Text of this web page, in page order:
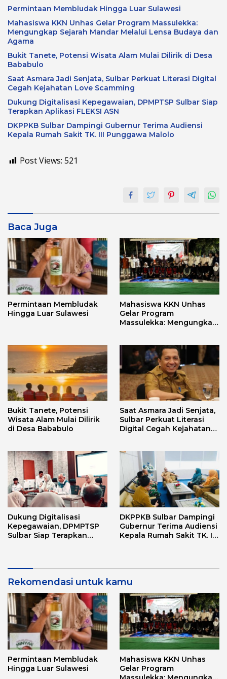
Permintaan Membludak Hingga Luar Sulawesi
Mahasiswa KKN Unhas Gelar Program Massulekka:
Mengungkap Sejarah Mandar Melalui Lensa Budaya dan
Agama
Bukit Tanete, Potensi Wisata Alam Mulai Dilirik di Desa
Bababulo
Saat Asmara Jadi Senjata, Sulbar Perkuat Literasi Digital
Cegah Kejahatan Love Scamming
Dukung Digitalisasi Kepegawaian, DPMPTSP Sulbar Siap
Terapkan Aplikasi FLEKSI ASN
DKPPKB Sulbar Dampingi Gubernur Terima Audiensi
Kepala Rumah Sakit TK. III Punggawa Malolo
Post Views: 521
Baca Juga
Permintaan Membludak
Hingga Luar Sulawesi
Mahasiswa KKN Unhas
Gelar Program
Massulekka: Mengungkap
Bukit Tanete, Potensi
Wisata Alam Mulai Dilirik
di Desa Bababulo
Saat Asmara Jadi Senjata,
Sulbar Perkuat Literasi
Digital Cegah Kejahatan
Dukung Digitalisasi
Kepegawaian, DPMPTSP
Sulbar Siap Terapkan
DKPPKB Sulbar Dampingi
Gubernur Terima Audiensi
Kepala Rumah Sakit TK. III
Rekomendasi untuk kamu
Permintaan Membludak
Hingga Luar Sulawesi
Mahasiswa KKN Unhas
Gelar Program